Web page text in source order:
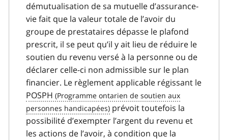
démutualisation de sa mutuelle d’assurance-
vie fait que la valeur totale de l’avoir du
groupe de prestataires dépasse le plafond
prescrit, il se peut qu’il y ait lieu de réduire le
soutien du revenu versé à la personne ou de
déclarer celle-ci non admissible sur le plan
financier. Le règlement applicable régissant le
POSPH
prévoit toutefois la
possibilité d’exempter l’argent du revenu et
les actions de l’avoir, à condition que la